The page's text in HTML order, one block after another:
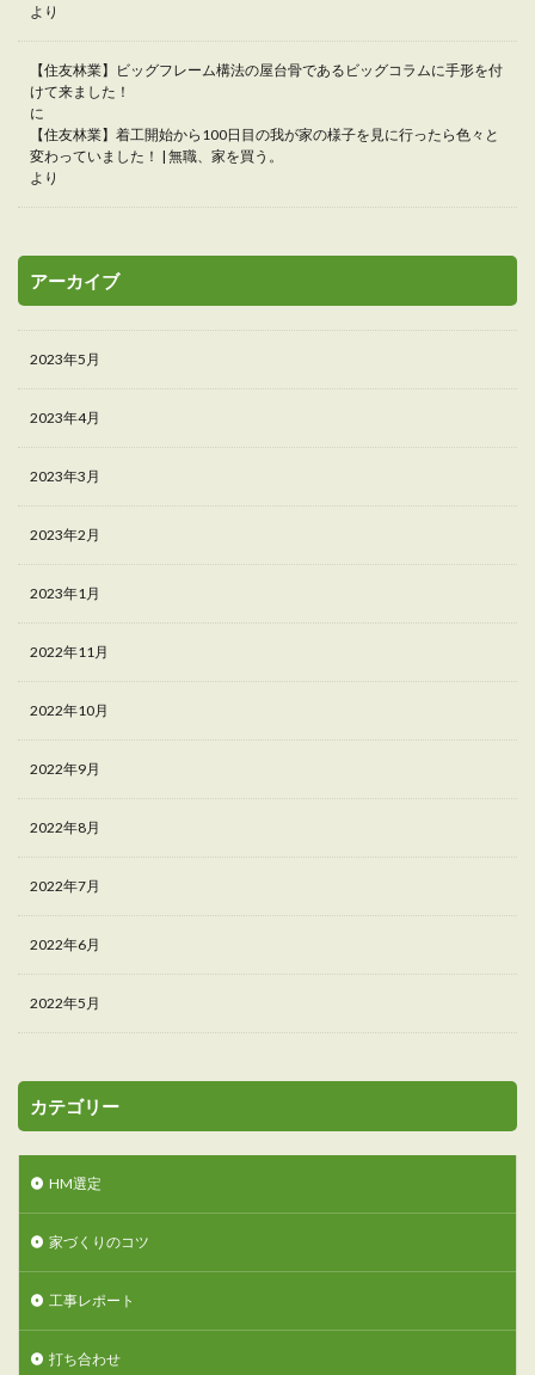
より
【住友林業】ビッグフレーム構法の屋台骨であるビッグコラムに手形を付
けて来ました！
に
【住友林業】着工開始から100日目の我が家の様子を見に行ったら色々と
変わっていました！ | 無職、家を買う。
より
アーカイブ
2023年5月
2023年4月
2023年3月
2023年2月
2023年1月
2022年11月
2022年10月
2022年9月
2022年8月
2022年7月
2022年6月
2022年5月
カテゴリー
HM選定
家づくりのコツ
工事レポート
打ち合わせ